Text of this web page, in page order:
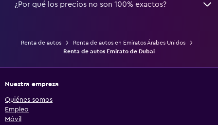
¿Por qué los precios no son 100% exactos?
Renta de autos
Renta de autos en Emiratos Árabes Unidos
Renta de autos Emirato de Dubai
Nuestra empresa
Quiénes somos
Empleo
Móvil